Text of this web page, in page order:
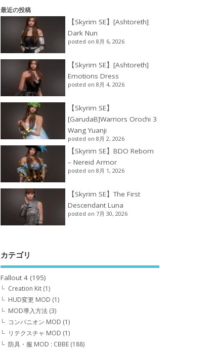
最近の投稿
【Skyrim SE】[Ashtoreth]
Dark Nun
posted on 8月 6, 2026
【Skyrim SE】[Ashtoreth]
Emotions Dress
posted on 8月 4, 2026
【Skyrim SE】
[GarudaB]Warriors Orochi 3
Wang Yuanji
posted on 8月 2, 2026
【Skyrim SE】BDO Reborn
– Nereid Armor
posted on 8月 1, 2026
【Skyrim SE】The First
Descendant Luna
posted on 7月 30, 2026
カテゴリ
Fallout 4 (195)
Creation Kit (1)
HUD変更 MOD (1)
MOD導入方法 (3)
コンパニオン MOD (1)
リテクスチャ MOD (1)
防具・服 MOD : CBBE (188)